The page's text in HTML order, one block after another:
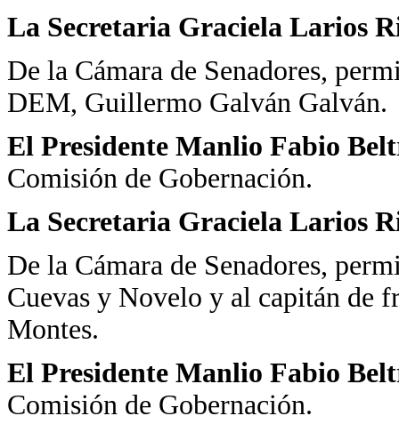
La Secretaria Graciela Larios
De la Cámara de Senadores,
DEM, Guillermo Galván Galván.
El Presidente Manlio Fabio
Comisión de Gobernación.
La Secretaria Graciela Larios
De la Cámara de Senadores,
Cuevas y Novelo y al capitán de
Montes.
El Presidente Manlio Fabio
Comisión de Gobernación.